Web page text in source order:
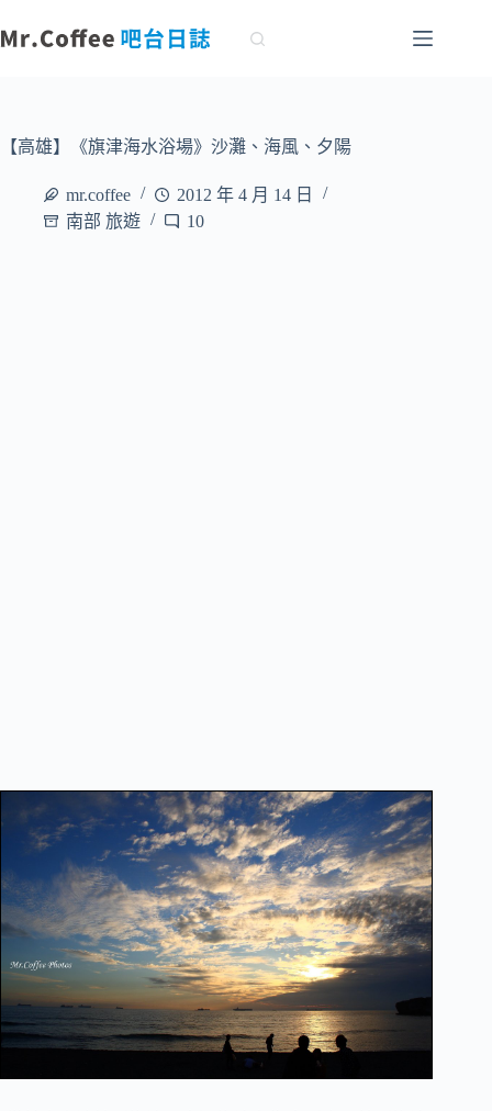
至
容【高雄】《旗津海水浴場》沙灘、海風、夕陽
mr.coffee
2012 年 4 月 14 日
南部 旅遊
10